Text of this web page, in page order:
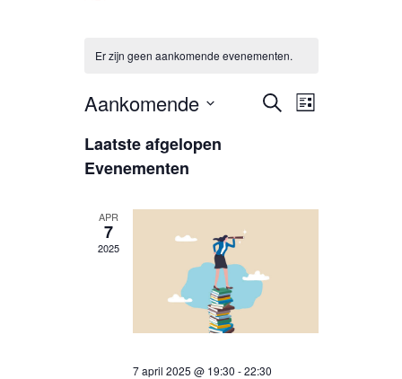
Er zijn geen aankomende evenementen.
Evenementen
Zoeken
Evenement
Lijst
Aankomende
een
datum.
Laatste afgelopen
Evenementen
APR
7
2025
7 april 2025 @ 19:30 -22:30